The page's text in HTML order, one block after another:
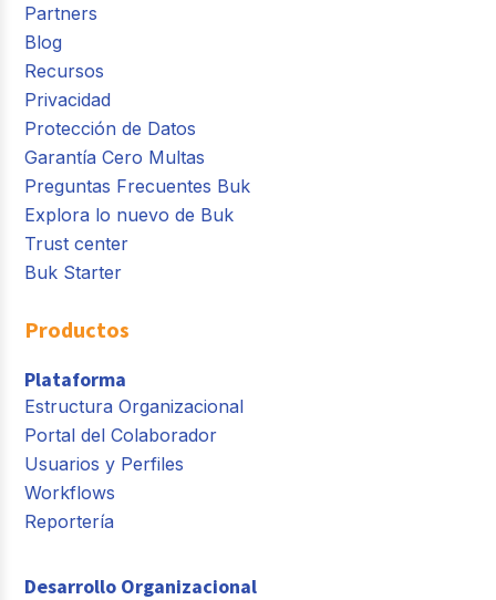
Partners
Blog
Recursos
Privacidad
Protección de Datos
Garantía Cero Multas
Preguntas Frecuentes Buk
Explora lo nuevo de Buk
Trust center
Buk Starter
Productos
Plataforma
Estructura Organizacional
Portal del Colaborador
Usuarios y Perfiles
Workflows
Reportería
Desarrollo Organizacional